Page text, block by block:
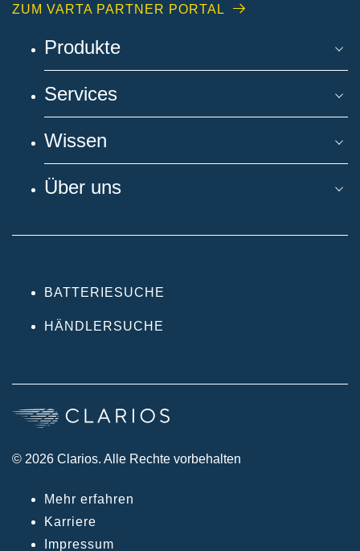
ZUM VARTA PARTNER PORTAL
Produkte
Services
Wissen
Über uns
BATTERIESUCHE
HÄNDLERSUCHE
© 2026 Clarios. Alle Rechte vorbehalten
Mehr erfahren
Karriere
Impressum